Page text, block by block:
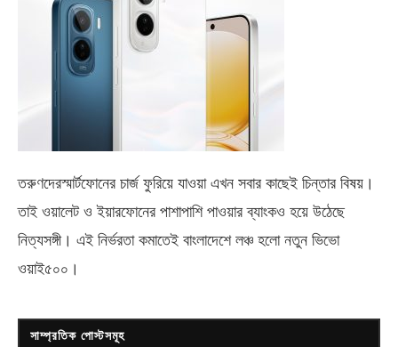
তরুণদেরস্মার্টফোনের চার্জ ফুরিয়ে যাওয়া এখন সবার কাছেই চিন্তার বিষয়।
তাই ওয়ালেট ও ইয়ারফোনের পাশাপাশি পাওয়ার ব্যাংকও হয়ে উঠেছে
নিত্যসঙ্গী। এই নির্ভরতা কমাতেই বাংলাদেশে লঞ্চ হলো নতুন ভিভো
ওয়াই৫০০ ।
সাম্প্রতিক পোস্টসমূহ